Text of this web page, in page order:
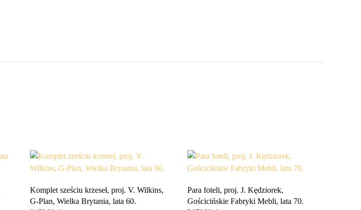
Komplet sześciu krzeseł, proj. V. Wilkins,
G-Plan, Wielka Brytania, lata 60.
Para foteli, proj. J. Kędziorek,
Gościcińskie Fabryki Mebli, lata 70.